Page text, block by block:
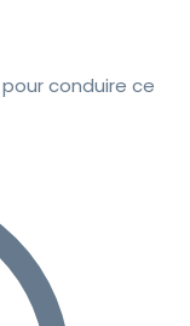
conduire ce